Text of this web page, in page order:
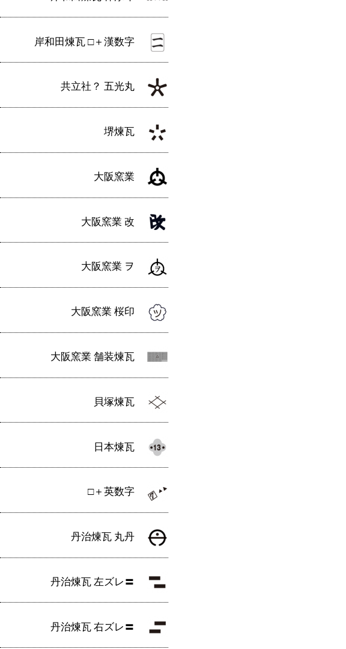
岸和田煉瓦 □＋漢数字
共立社？ 五光丸
堺煉瓦
大阪窯業
大阪窯業 改
大阪窯業 ヲ
大阪窯業 桜印
大阪窯業 舗装煉瓦
貝塚煉瓦
日本煉瓦
□＋英数字
丹治煉瓦 丸丹
丹治煉瓦 左ズレ〓
丹治煉瓦 右ズレ〓